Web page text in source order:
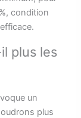
condition
plus les
un
plus